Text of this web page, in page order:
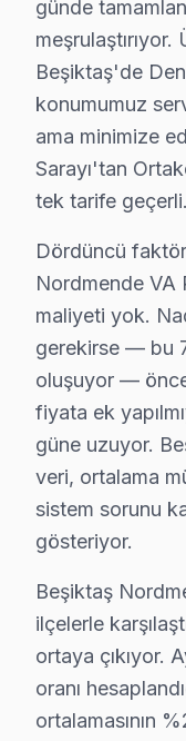
Fiziksel
Neden:
Fiyat
Etkileyen
5.Yazılım
Fiziksel
Fiyat
Etkileyen
Bu arızaların
Kış/Yaz
Abbasağa'da
Abbasağa
Akatlar'da
Arnavutköy'de
Arnavutköy'de
Balmumcu'da
günde
Beşiktaş'de
konumumuz
ama minimize
Sarayı'tan
tek tarife geçerli.
Dördüncü
Nordmende VA
maliyeti yok.
gerekirse — bu
oluşuyor —
fiyata ek
güne uzuyor.
veri, ortalama
sistem sorunu
gösteriyor.
Beşiktaş
ilçelerle
ortaya çıkıyor.
oranı
ortalamasının